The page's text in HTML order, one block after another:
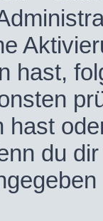
hast,
hast
du